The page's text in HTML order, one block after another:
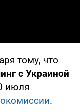
тому, что
с Украиной
июля
.